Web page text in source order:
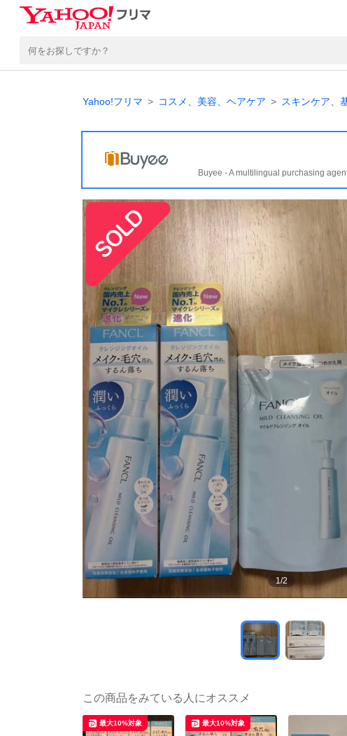
Yahoo!フリマ コスメ、美容、ヘアケア スキンケア、
Buyee - A multilingual purchasing
1/2
この商品をみている人にオススメ
最大10%対象 最大10%対象